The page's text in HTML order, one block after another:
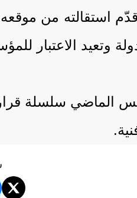
استقالته من
وتعيد الاعتبار
كان قد أصدر في 24